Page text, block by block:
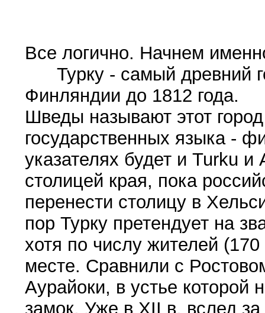
Все логично. Начнем
Турку - самый древний
Финляндии до 1812 года.
Шведы называют этот
государственных языка -
указателях будет и Turku
столицей края, пока
перенести столицу в
пор Турку претендует на
хотя по числу жителей
месте. Сравнили с
Аурайоки, в устье которой
замок. Уже в XII в. вслед